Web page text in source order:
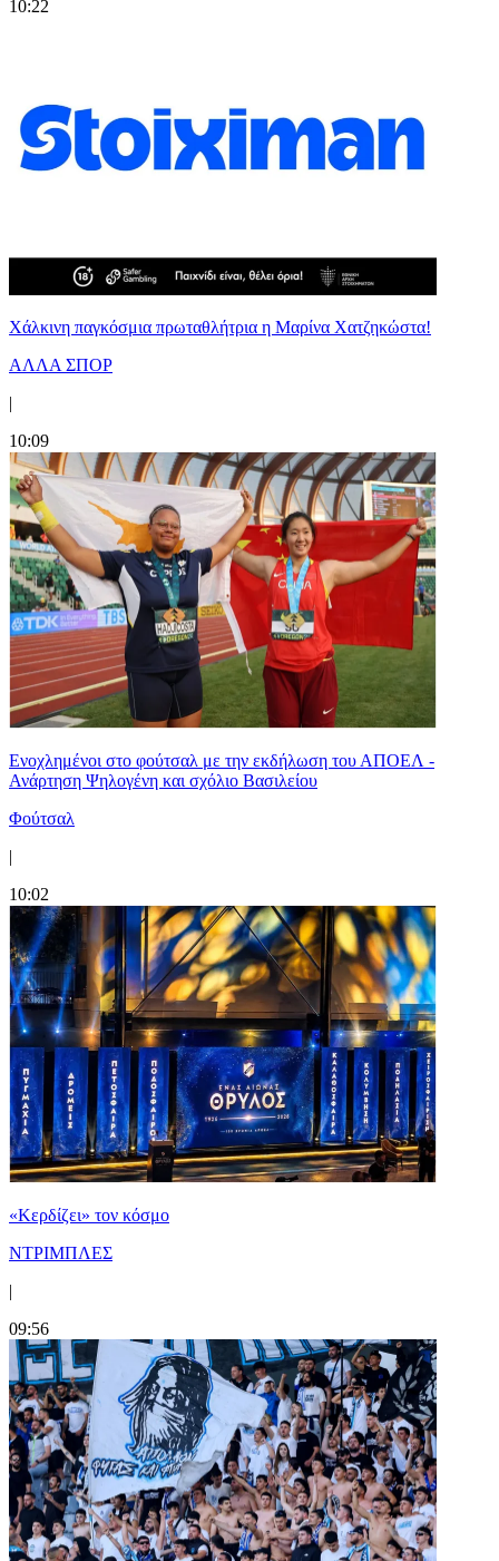
10:22
Χάλκινη παγκόσμια πρωταθλήτρια η Μαρίνα Χατζηκώστα!
ΑΛΛΑ ΣΠΟΡ
|
10:09
Ενοχλημένοι στο φούτσαλ με την εκδήλωση του ΑΠΟΕΛ -
Ανάρτηση Ψηλογένη και σχόλιο Βασιλείου
Φούτσαλ
|
10:02
«Κερδίζει» τον κόσμο
ΝΤΡΙΜΠΛΕΣ
|
09:56